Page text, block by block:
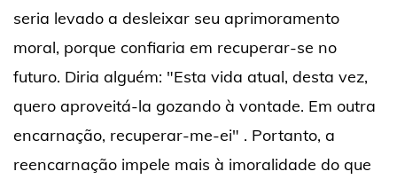
seria levado a desleixar seu aprimoramento
moral, porque confiaria em recuperar-se no
futuro. Diria alguém: "Esta vida atual, desta vez,
quero aproveitá-la gozando à vontade. Em outra
encarnação, recuperar-me-ei" . Portanto, a
reencarnação impele mais à imoralidade do que